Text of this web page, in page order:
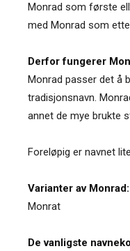
Monrad som første
med Monrad som
Derfor fungerer
Monrad passer det å
tradisjonsnavn.
annet de mye brukte
Foreløpig er navnet
Varianter av Monrad:
Monrat
De vanligste